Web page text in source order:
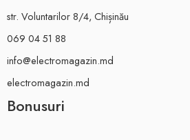
str. Voluntarilor 8/4, Chișinău
069 04 51 88
info@electromagazin.md
electromagazin.md
Bonusuri